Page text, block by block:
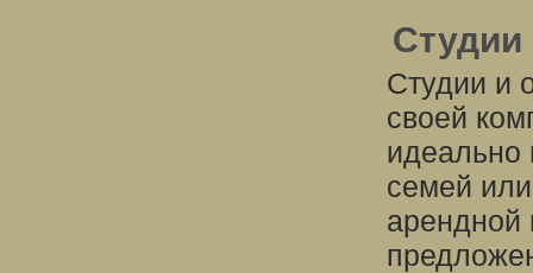
Студии
Студии и
своей
идеально
семей
арендной